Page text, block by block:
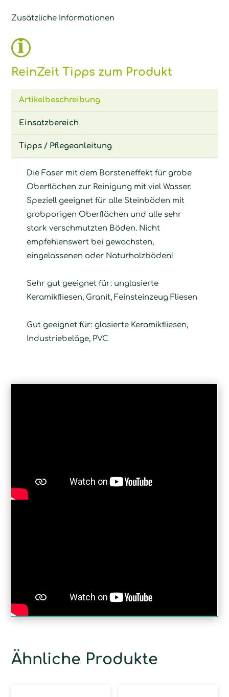
Zusätzliche Informationen
ReinZeit Tipps zum Produkt
Artikelbeschreibung
Einsatzbereich
Tipps / Pflegeanleitung
Die Faser mit dem Borsteneffekt für grobe
Oberﬂächen zur Reinigung mit viel Wasser.
Speziell geeignet für alle Steinböden mit
grobporigen Oberﬂächen und alle sehr
stark verschmutzten Böden. Nicht
empfehlenswert bei gewachsten,
eingelassenen oder Naturholzböden!
Sehr gut geeignet für: unglasierte
Keramikﬂiesen, Granit, Feinsteinzeug Fliesen
Gut geeignet für: glasierte Keramikﬂiesen,
Industriebeläge, PVC
Ähnliche Produkte